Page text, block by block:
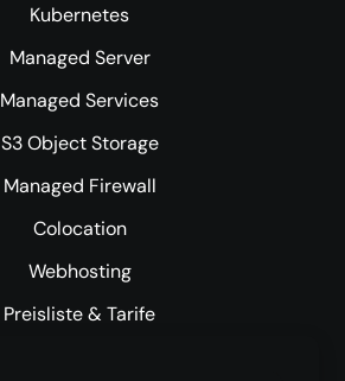
Kubernetes
Managed Server
Managed Services
S3 Object Storage
Managed Firewall
Colocation
Webhosting
Preisliste & Tarife